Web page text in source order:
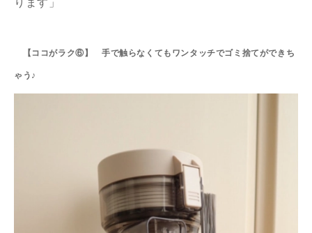
ります」
【ココがラク⑥】 手で触らなくてもワンタッチでゴミ捨てができち
ゃう♪